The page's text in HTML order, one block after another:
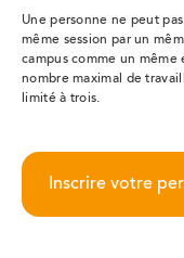
Une personne ne peut
même session par un
campus comme un
nombre maximal de
limité à trois.
Inscrire votre